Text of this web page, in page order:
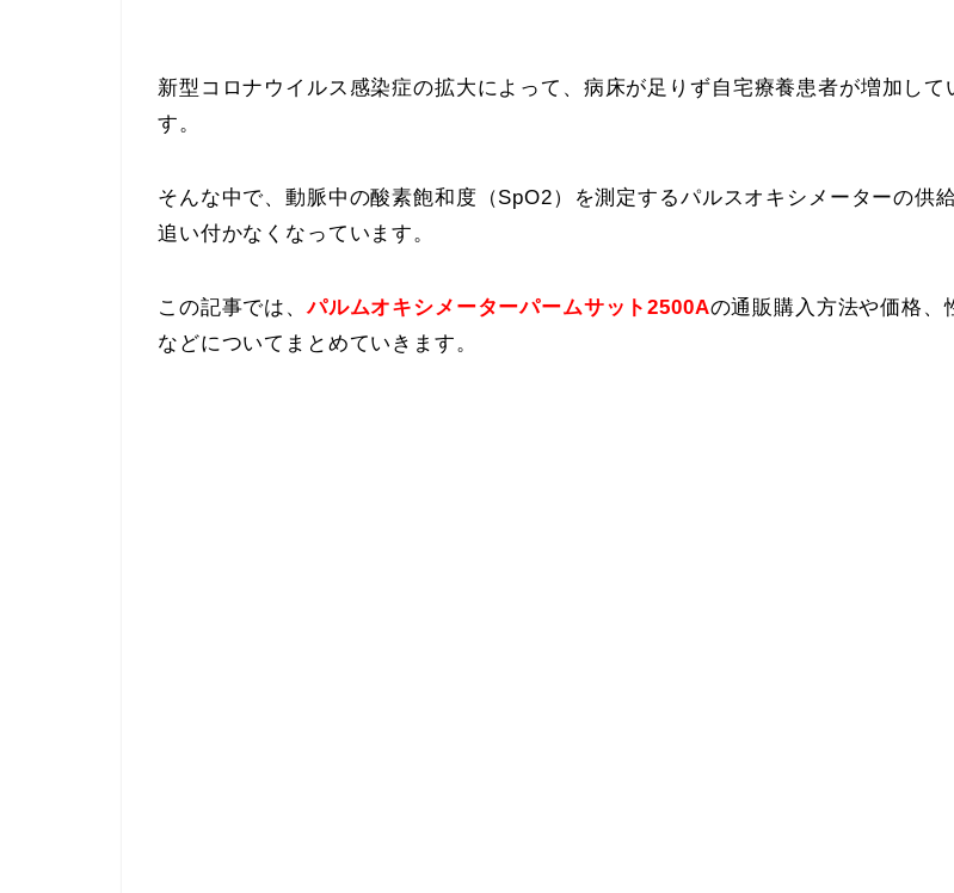
新型コロナウイルス感染症の拡大によって、病床が足りず自宅療養患者が増加して
す。
そんな中で、動脈中の酸素飽和度（SpO2）を測定するパルスオキシメーターの供
追い付かなくなっています。
この記事では、パルムオキシメーターパームサット2500Aの通販購入方法や価格、
などについてまとめていきます。